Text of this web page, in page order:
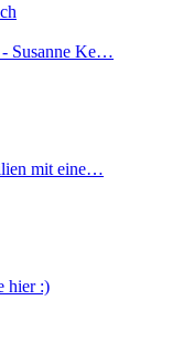
Susanne Ke…
mit eine…
hier :)